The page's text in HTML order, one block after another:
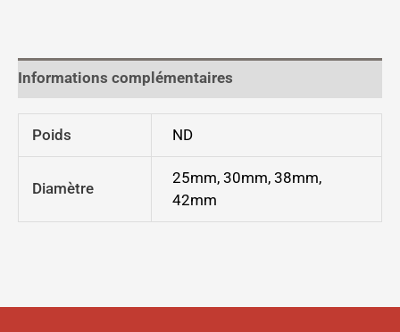
Informations complémentaires
Poids ND
Diamètre
25mm, 30mm, 38mm,
42mm